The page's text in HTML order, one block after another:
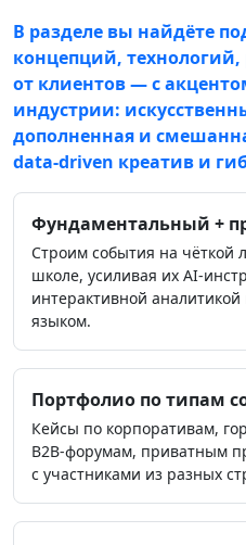
В разделе вы найдёте
концепций, технологий,
от клиентов— с
индустрии:
дополненная и
data‑driven креатив и
Фундаментальный +
Строим события на чёткой
школе, усиливая их
интерактивной
языком.
Портфолио по типам
Кейсы по корпоративам,
B2B‑форумам, приватным
с участниками из разных